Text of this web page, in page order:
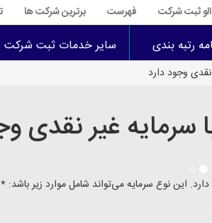
ثبت شرکت فهرست برترین شرکت ها
رتبه بندی سایر خدمات ثبت شرکت
وجود دارد
سرمایه غیر نقدی
این نوع سرمایه می‌تواند شامل موارد زیر باشد: